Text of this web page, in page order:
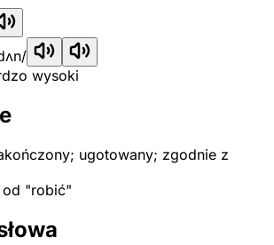
wysoki
ugotowany; zgodnie z
od "robić"